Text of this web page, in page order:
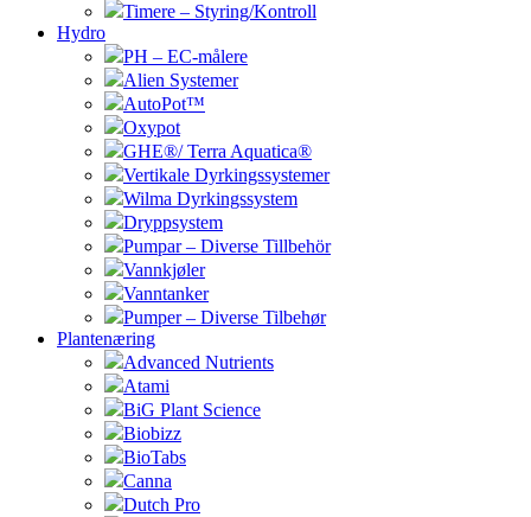
Timere – Styring/Kontroll
Hydro
PH – EC-målere
Alien Systemer
AutoPot™
Oxypot
GHE®/ Terra Aquatica®
Vertikale Dyrkingssystemer
Wilma Dyrkingssystem
Dryppsystem
Pumpar – Diverse Tillbehör
Vannkjøler
Vanntanker
Pumper – Diverse Tilbehør
Plantenæring
Advanced Nutrients
Atami
BiG Plant Science
Biobizz
BioTabs
Canna
Dutch Pro